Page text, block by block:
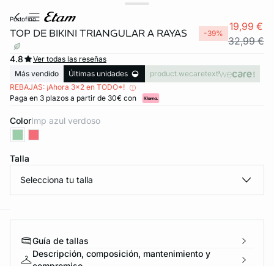
portofino
TOP DE BIKINI TRIANGULAR A RAYAS -39%
19,99 €
32,99 €
4.8
Ver todas las reseñas
Más vendido
Últimas unidades
product.wecaretext
REBAJAS: ¡Ahora 3x2 en TODO*!
Paga en 3 plazos a partir de 30€ con
Color imp azul verdoso
Talla
Selecciona tu talla
Guía de tallas
Descripción, composición, mantenimiento y